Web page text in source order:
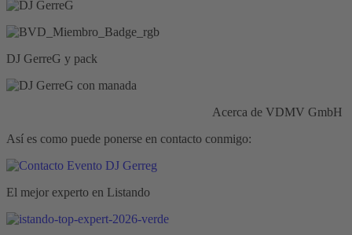
DJ GerreG y pack
Acerca de VDMV GmbH
Así es como puede ponerse en contacto conmigo:
El mejor experto en Listando